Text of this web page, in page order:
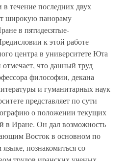
в течение последних двух
широкую панораму
в пятидесятые-
к этой работе
центра в университете Юта
что данный труд
философии, декана
и гуманитарных наук
представляет по сути
о положении текущих
в Иране. Он дал возможность
Восток в основном по
познакомиться со